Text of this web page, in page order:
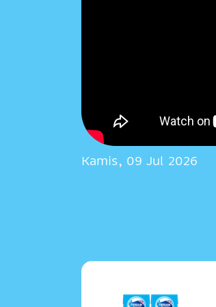
Kamis, 09 Jul 2026